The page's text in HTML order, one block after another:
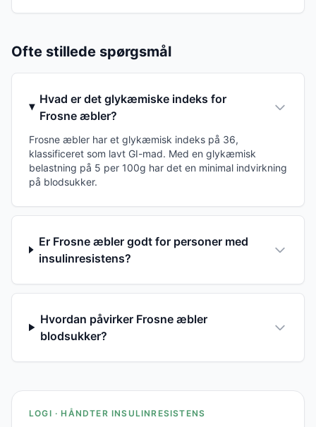
Ofte stillede spørgsmål
Hvad er det glykæmiske indeks for
Frosne æbler?
Frosne æbler har et glykæmisk indeks på 36,
klassificeret som lavt GI-mad. Med en glykæmisk
belastning på 5 per 100g har det en minimal indvirkning
på blodsukker.
Er Frosne æbler godt for personer med
insulinresistens?
Hvordan påvirker Frosne æbler
blodsukker?
LOGI · HÅNDTER INSULINRESISTENS